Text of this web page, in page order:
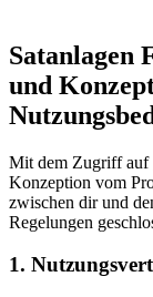
Satanlagen
und
Mit dem Zugriff auf
Konzeption vom
zwischen dir und
Regelungen
1.